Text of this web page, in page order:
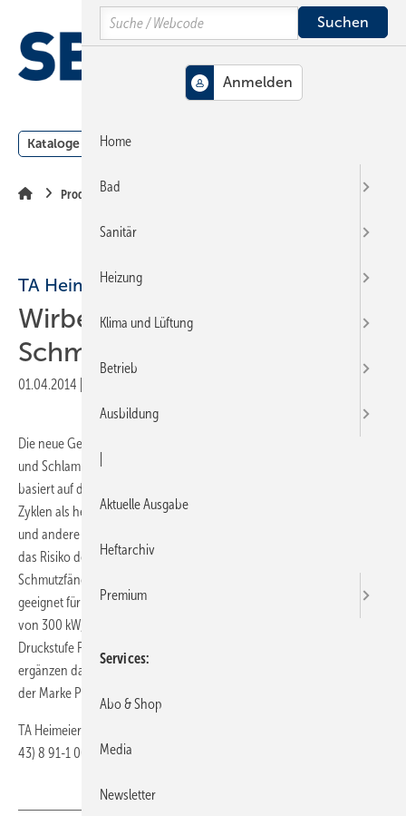
Hauptinhalt
Hauptmenü
SiteSearch
Kataloge Meldungen
Produkte
TA Heimeier
Wirbelwind im
Schmutzabscheider
01.04.2014
Die neue Generation der Zeparo Dirt Abscheider entfernt Schmutz
und Schlamm in Heizungs- und Kältesystemen. Die Abscheidung
basiert auf der sog. Cyclone-Technologie, die das System in weniger
Zyklen als herkömmliche Abscheider reinigen soll. Es schützt Pumpen
und andere Bauteile vor Schmutz, Schlamm und Mag­netit, wobei es
das Risiko des Zusetzens und Verstopfens, wie z.B. bei
Schmutzfängern und Filtern, nicht mehr geben soll. Das Gerät ist
geeignet für kleinere und mittlere Installationen bis zu einer Leistung
von 300 kW, für Temperaturen bis 110 °C und Drücke bis zur
Druckstufe PN10. Die Zeparo Cyclone Dirt Schmutzabscheider
ergänzen das Programm an bewährten Entlüftern und Abscheidern
der Marke Pneumatex.
TA Heimeier · 59592 Erwitte · Telefon (0 29 43) 8 91-0 · Telefax (0 29
43) 8 91-1 00 ·
http://www.taheimeier.de
Search
Home
Bad
Sanitär
Heizung
Klima und Lüftung
Betrieb
Ausbildung
Aktuelle Ausgabe
Heftarchiv
Premium
Services
Abo & Shop
Media
Newsletter